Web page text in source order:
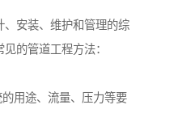
安装、维护和管理的综
的管道工程方法：
用途、流量、压力等要